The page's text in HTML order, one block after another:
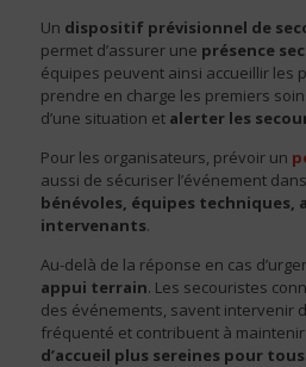
Un dispositif prévisionnel de
permet d’assurer une présence
équipes peuvent ainsi accueillir les
prendre en charge les premiers
d’une situation et alerter les
Pour les organisateurs, prévoir un
aussi de sécuriser l’événement
bénévoles, équipes techniques,
intervenants.
Au-delà de la réponse en cas
appui terrain. Les secouristes
des événements, savent intervenir
fréquenté et contribuent à
d’accueil plus sereines pour tous